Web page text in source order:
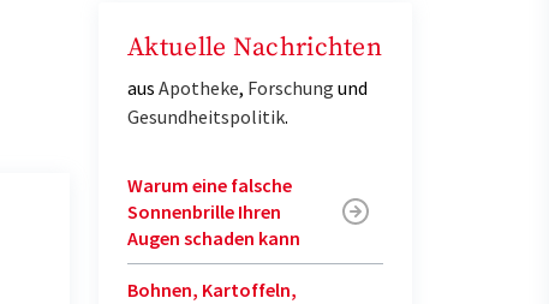
Aktuelle Nachrichten
aus Apotheke, Forschung und
Gesundheitspolitik.
Warum eine falsche
Sonnenbrille Ihren
Augen schaden kann
Bohnen, Kartoffeln,